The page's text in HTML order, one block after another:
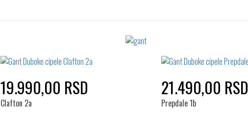
19.990,00 RSD
Clafton 2a
21.490,00 RSD
Prepdale 1b